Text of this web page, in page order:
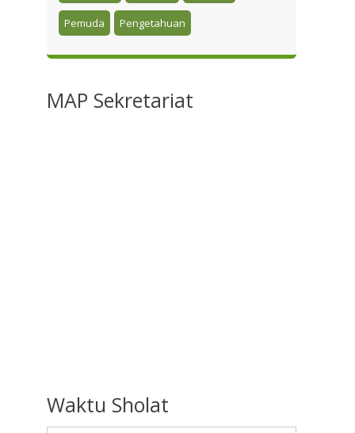
Pemuda Pengetahuan
MAP Sekretariat
Waktu Sholat